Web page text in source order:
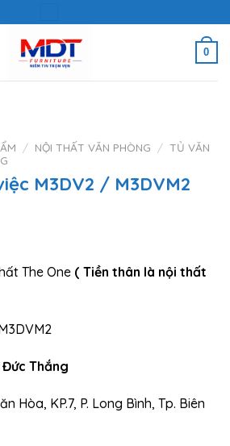
0
/ NỘI THẤT VĂN PHÒNG / TỦ VĂN
M3DV2 / M3DVM2
The One ( Tiền thân là nội thất
Đức Thắng
Hòa, KP.7, P. Long Bình, Tp. Biên